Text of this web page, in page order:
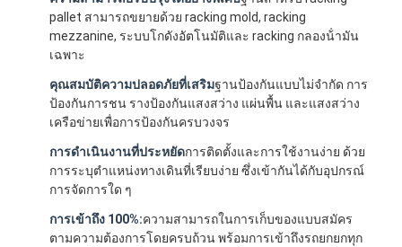
pallet สามารถขยายด้วย racking mold, racking
mezzanine, ระบบโกดังอัตโนมัติและ racking กลองน้ํามัน
เฉพาะ
คุณสมบัติความปลอดภัยที่เสริมฐานป้องกันแบบไม่จํากัด การ
ป้องกันการชน รางป้องกันแสงสว่าง แผ่นพื้น และแสงสว่าง
เครือข่ายเพื่อการป้องกันครบวงจร
การดําเนินงานที่ประหยัดการติดตั้งและการใช้งานง่าย ด้วย
การระบุตําแหน่งทางเดินที่เรียบง่าย ซึ่งเข้ากันได้กับอุปกรณ์
การจัดการใด ๆ
การเข้าถึง 100%:ความสามารถในการเก็บของแบบสมัคร
ตามความต้องการโดยครบถ้วน พร้อมการเข้าถึงรถยกยกทุก